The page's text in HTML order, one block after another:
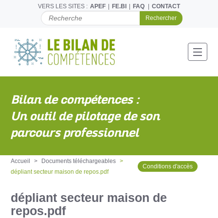
VERS LES SITES : APEF FE.BI FAQ CONTACT
C
E
C
H
A
R
Bilan de compétences :
Un outil de pilotage de son
parcours professionnel
Accueil
Documents téléchargeables
dépliant secteur maison de repos.pdf
Conditions d'accès
dépliant secteur maison de
repos.pdf